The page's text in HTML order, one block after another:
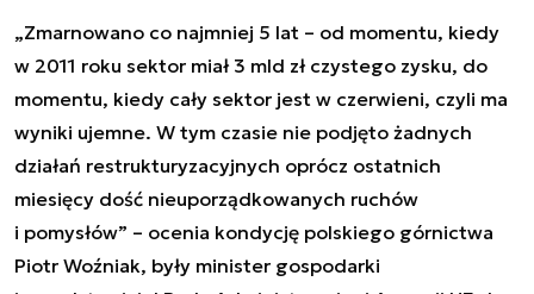
„Zmarnowano co najmniej 5 lat – od momentu, kiedy
w 2011 roku sektor miał 3 mld zł czystego zysku, do
momentu, kiedy cały sektor jest w czerwieni, czyli ma
wyniki ujemne. W tym czasie nie podjęto żadnych
działań restrukturyzacyjnych oprócz ostatnich
miesięcy dość nieuporządkowanych ruchów
i pomysłów” – ocenia kondycję polskiego górnictwa
Piotr Woźniak, były minister gospodarki